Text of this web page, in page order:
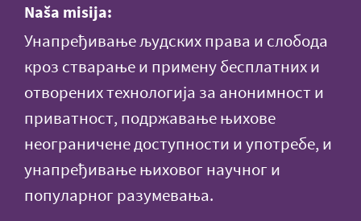
Naša misija:
Унапређивање људских права и слобода
кроз стварање и примену бесплатних и
отворених технологија за анонимност и
приватност, подржавање њихове
неограничене доступности и употребе, и
унапређивање њиховог научног и
популарног разумевања.